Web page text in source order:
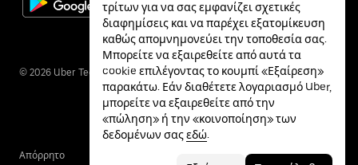
© 2026 Uber Technologies Inc.
Απόρρητο
τρίτων για να σας εμφανίζει σχετικές
διαφημίσεις και να παρέχει εξατομίκευση
καθώς απομνημονεύει την τοποθεσία σας.
Μπορείτε να εξαιρεθείτε από αυτά τα
cookie επιλέγοντας το κουμπί «Εξαίρεση»
παρακάτω. Εάν διαθέτετε λογαριασμό Uber,
μπορείτε να εξαιρεθείτε από την
«πώληση» ή την «κοινοποίηση» των
δεδομένων σαςεδώ.